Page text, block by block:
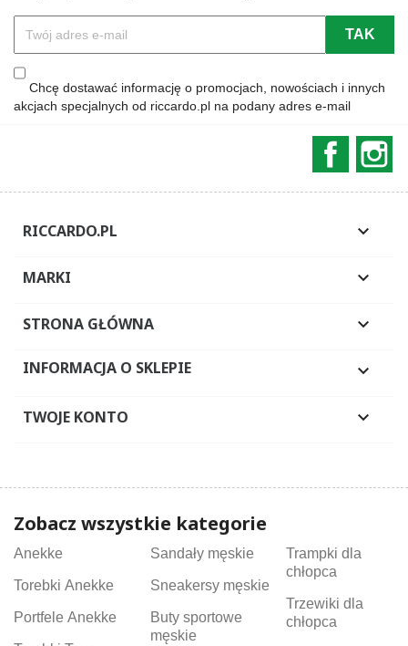
Chcę dostawać informację o promocjach, nowościach i innych
akcjach specjalnych od riccardo.pl na podany adres e-mail
RICCARDO.PL 
MARKI 
STRONA GŁÓWNA 
INFORMACJA O SKLEPIE 
TWOJE KONTO 
Zobacz wszystkie kategorie
Anekke
Torebki Anekke
Portfele Anekke
Sandały męskie
Sneakersy męskie
Buty sportowe
męskie
Trampki dla
chłopca
Trzewiki dla
chłopca